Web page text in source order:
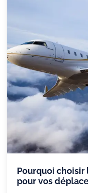
Pourquoi choisir
pour vos